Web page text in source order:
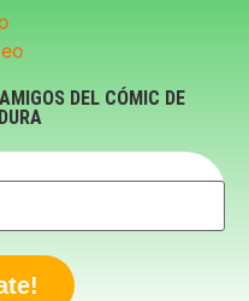
DEL CÓMIC DE